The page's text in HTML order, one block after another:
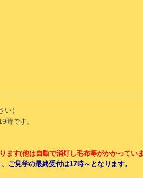
）
時です。
ます(他は自動で消灯し毛布等がかかってい
ご見学の最終受付は17時～となります。